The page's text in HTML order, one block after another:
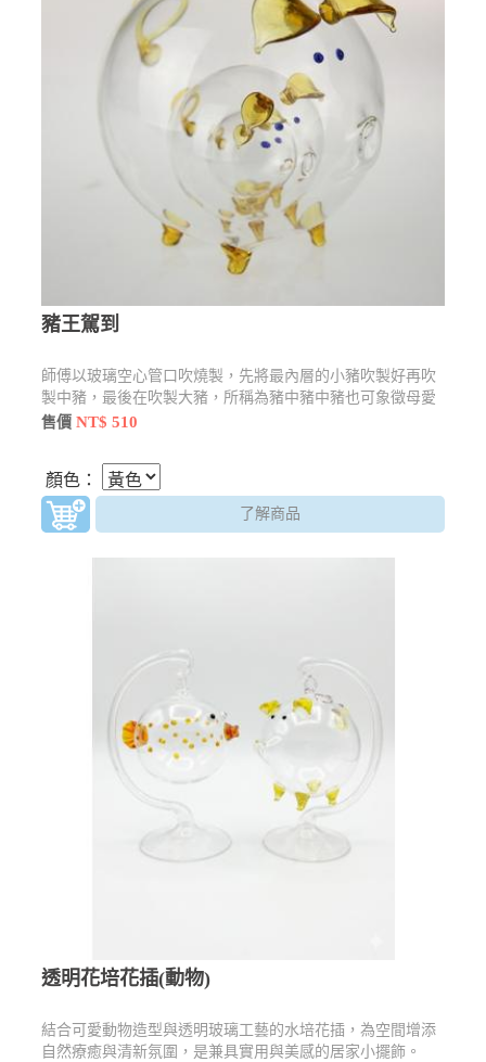
豬王駕到
師傅以玻璃空心管口吹燒製，先將最內層的小豬吹製好再吹
製中豬，最後在吹製大豬，所稱為豬中豬中豬也可象徵母愛
的偉大
售價NT$ 510
顏色：
了解商品
透明花培花插(動物)
結合可愛動物造型與透明玻璃工藝的水培花插，為空間增添
自然療癒與清新氛圍，是兼具實用與美感的居家小擺飾。